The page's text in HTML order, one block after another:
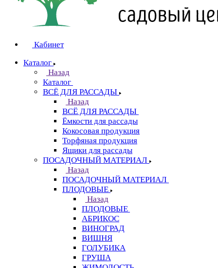
Кабинет
Каталог
Назад
Каталог
ВСЁ ДЛЯ РАССАДЫ
Назад
ВСЁ ДЛЯ РАССАДЫ
Ёмкости для рассады
Кокосовая продукция
Торфяная продукция
Ящики для рассады
ПОСАДОЧНЫЙ МАТЕРИАЛ
Назад
ПОСАДОЧНЫЙ МАТЕРИАЛ
ПЛОДОВЫЕ
Назад
ПЛОДОВЫЕ
АБРИКОС
ВИНОГРАД
ВИШНЯ
ГОЛУБИКА
ГРУША